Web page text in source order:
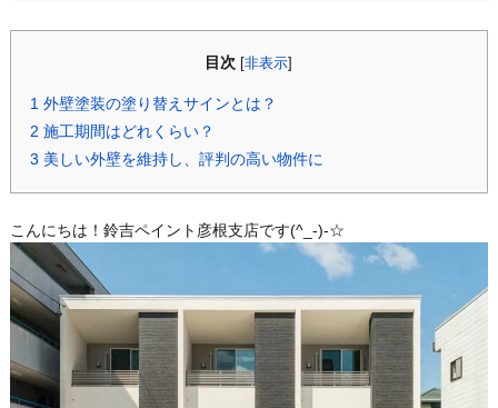
目次 [非表示
1 外壁塗装の塗り替えサインとは？
2 施工期間はどれくらい？
3 美しい外壁を維持し、評判の高い物件に
こんにちは！鈴吉ペイント彦根支店です(^_-)-☆